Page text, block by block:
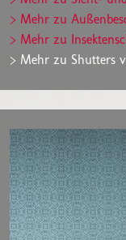
> Mehr zu
> Mehr zu
> Mehr zu Shutters